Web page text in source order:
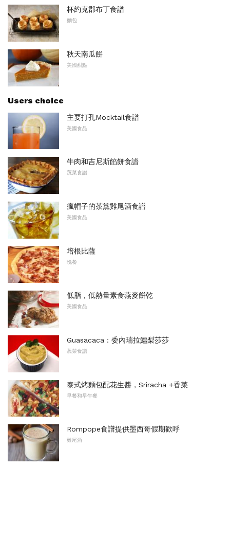
杯約克郡布丁食譜
麵包
秋天南瓜餅
美國甜點
Users choice
主要打孔Mocktail食譜
美國食品
牛肉和吉尼斯餡餅食譜
蔬菜食譜
瘋帽子的茶黨雞尾酒食譜
美國食品
培根比薩
晚餐
低脂，低熱量素食燕麥餅乾
美國食品
Guasacaca：委內瑞拉鱷梨莎莎
蔬菜食譜
泰式烤麵包配花生醬，Sriracha +香菜
早餐和早午餐
Rompope食譜提供墨西哥假期歡呼
雞尾酒